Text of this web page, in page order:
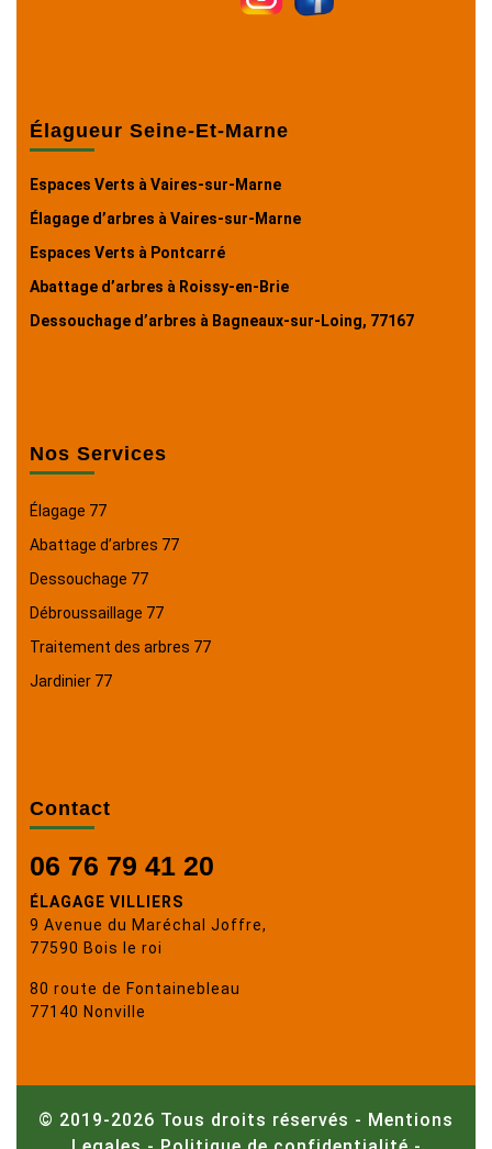
Élagueur Seine-Et-Marne
Espaces Verts à Vaires-sur-Marne
Élagage d’arbres à Vaires-sur-Marne
Espaces Verts à Pontcarré
Abattage d’arbres à Roissy-en-Brie
Dessouchage d’arbres à Bagneaux-sur-Loing, 77167
Nos Services
Élagage 77
Abattage d’arbres 77
Dessouchage 77
Débroussaillage 77
Traitement des arbres 77
Jardinier 77
Contact
06 76 79 41 20
ÉLAGAGE VILLIERS
9 Avenue du Maréchal Joffre,
77590 Bois le roi
80 route de Fontainebleau
77140 Nonville
© 2019-2026 Tous droits réservés - Mentions